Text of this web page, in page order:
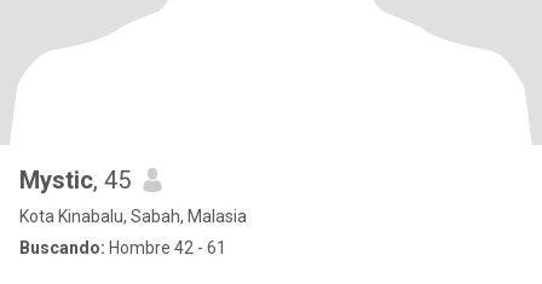
Mystic, 45
Kota Kinabalu, Sabah, Malasia
Buscando: Hombre 42 - 61